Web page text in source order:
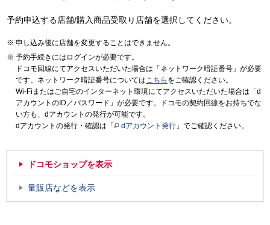
予約申込する店舗/購入商品受取り店舗を選択してください。
申し込み後に店舗を変更することはできません。
予約手続きにはログインが必要です。
ドコモ回線にてアクセスいただいた場合は「ネットワーク暗証番号」が必要
です。ネットワーク暗証番号についてはこちら をご確認ください。
Wi-Fiまたはご自宅のインターネット環境にてアクセスいただいた場合は「d
アカウントのID／パスワード」が必要です。ドコモの契約回線をお持ちでな
い方も、dアカウントの発行が可能です。
dアカウントの発行・確認は「
dアカウント発行 」でご確認ください。
ドコモショップを表示
量販店などを表示